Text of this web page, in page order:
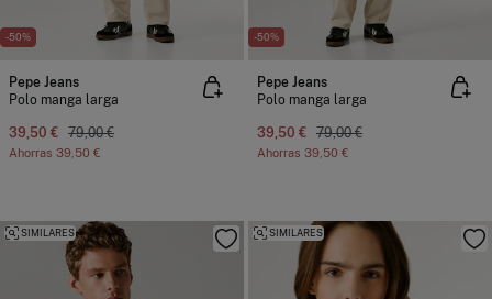
-50%
Pepe Jeans
Polo manga larga
39,50 € 79,00 €
Ahorras 39,50 €
-50%
Pepe Jeans
Polo manga larga
39,50 € 79,00 €
Ahorras 39,50 €
SIMILARES SIMILARES